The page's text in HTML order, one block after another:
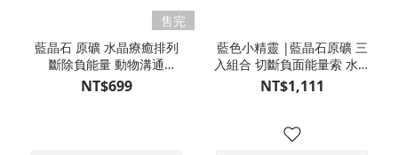
售完
藍晶石 原礦 水晶療癒排列
斷除負能量 動物溝通
4CC04-904
NT$699
藍色小精靈 |藍晶石原礦 三
入組合 切斷負面能量索 水晶
療癒 水晶排列 動物溝通課使
用 3CT24-09
NT$1,111